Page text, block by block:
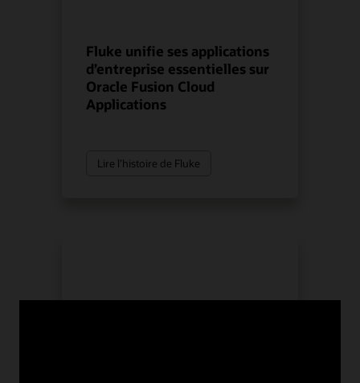
Fluke unifie ses applications
d’entreprise essentielles sur
Oracle Fusion Cloud
Applications
Lire l’histoire de Fluke